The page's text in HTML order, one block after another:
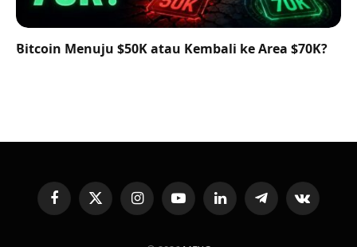
Bitcoin Menuju $50K atau Kembali ke Area $70K?
FacebookX
(Twitter)
InstagramYouTubeLinkedInTelegramVKontakte